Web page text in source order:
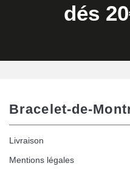
dés
Bracelet-de-
Livraison
Mentions légales